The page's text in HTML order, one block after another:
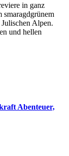
in ganz
Alpen.
und hellen
Abenteuer,